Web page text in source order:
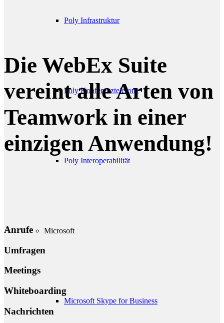
Poly Infrastruktur
Poly Konferenztelefone
Poly Interoperabilität
Microsoft
Microsoft Skype for Business
Die WebEx Suite
vereint alle Arten von
Teamwork in einer
einzigen Anwendung!
Anrufe
Umfragen
Meetings
Whiteboarding
Nachrichten